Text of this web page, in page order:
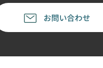
お問い合わせ